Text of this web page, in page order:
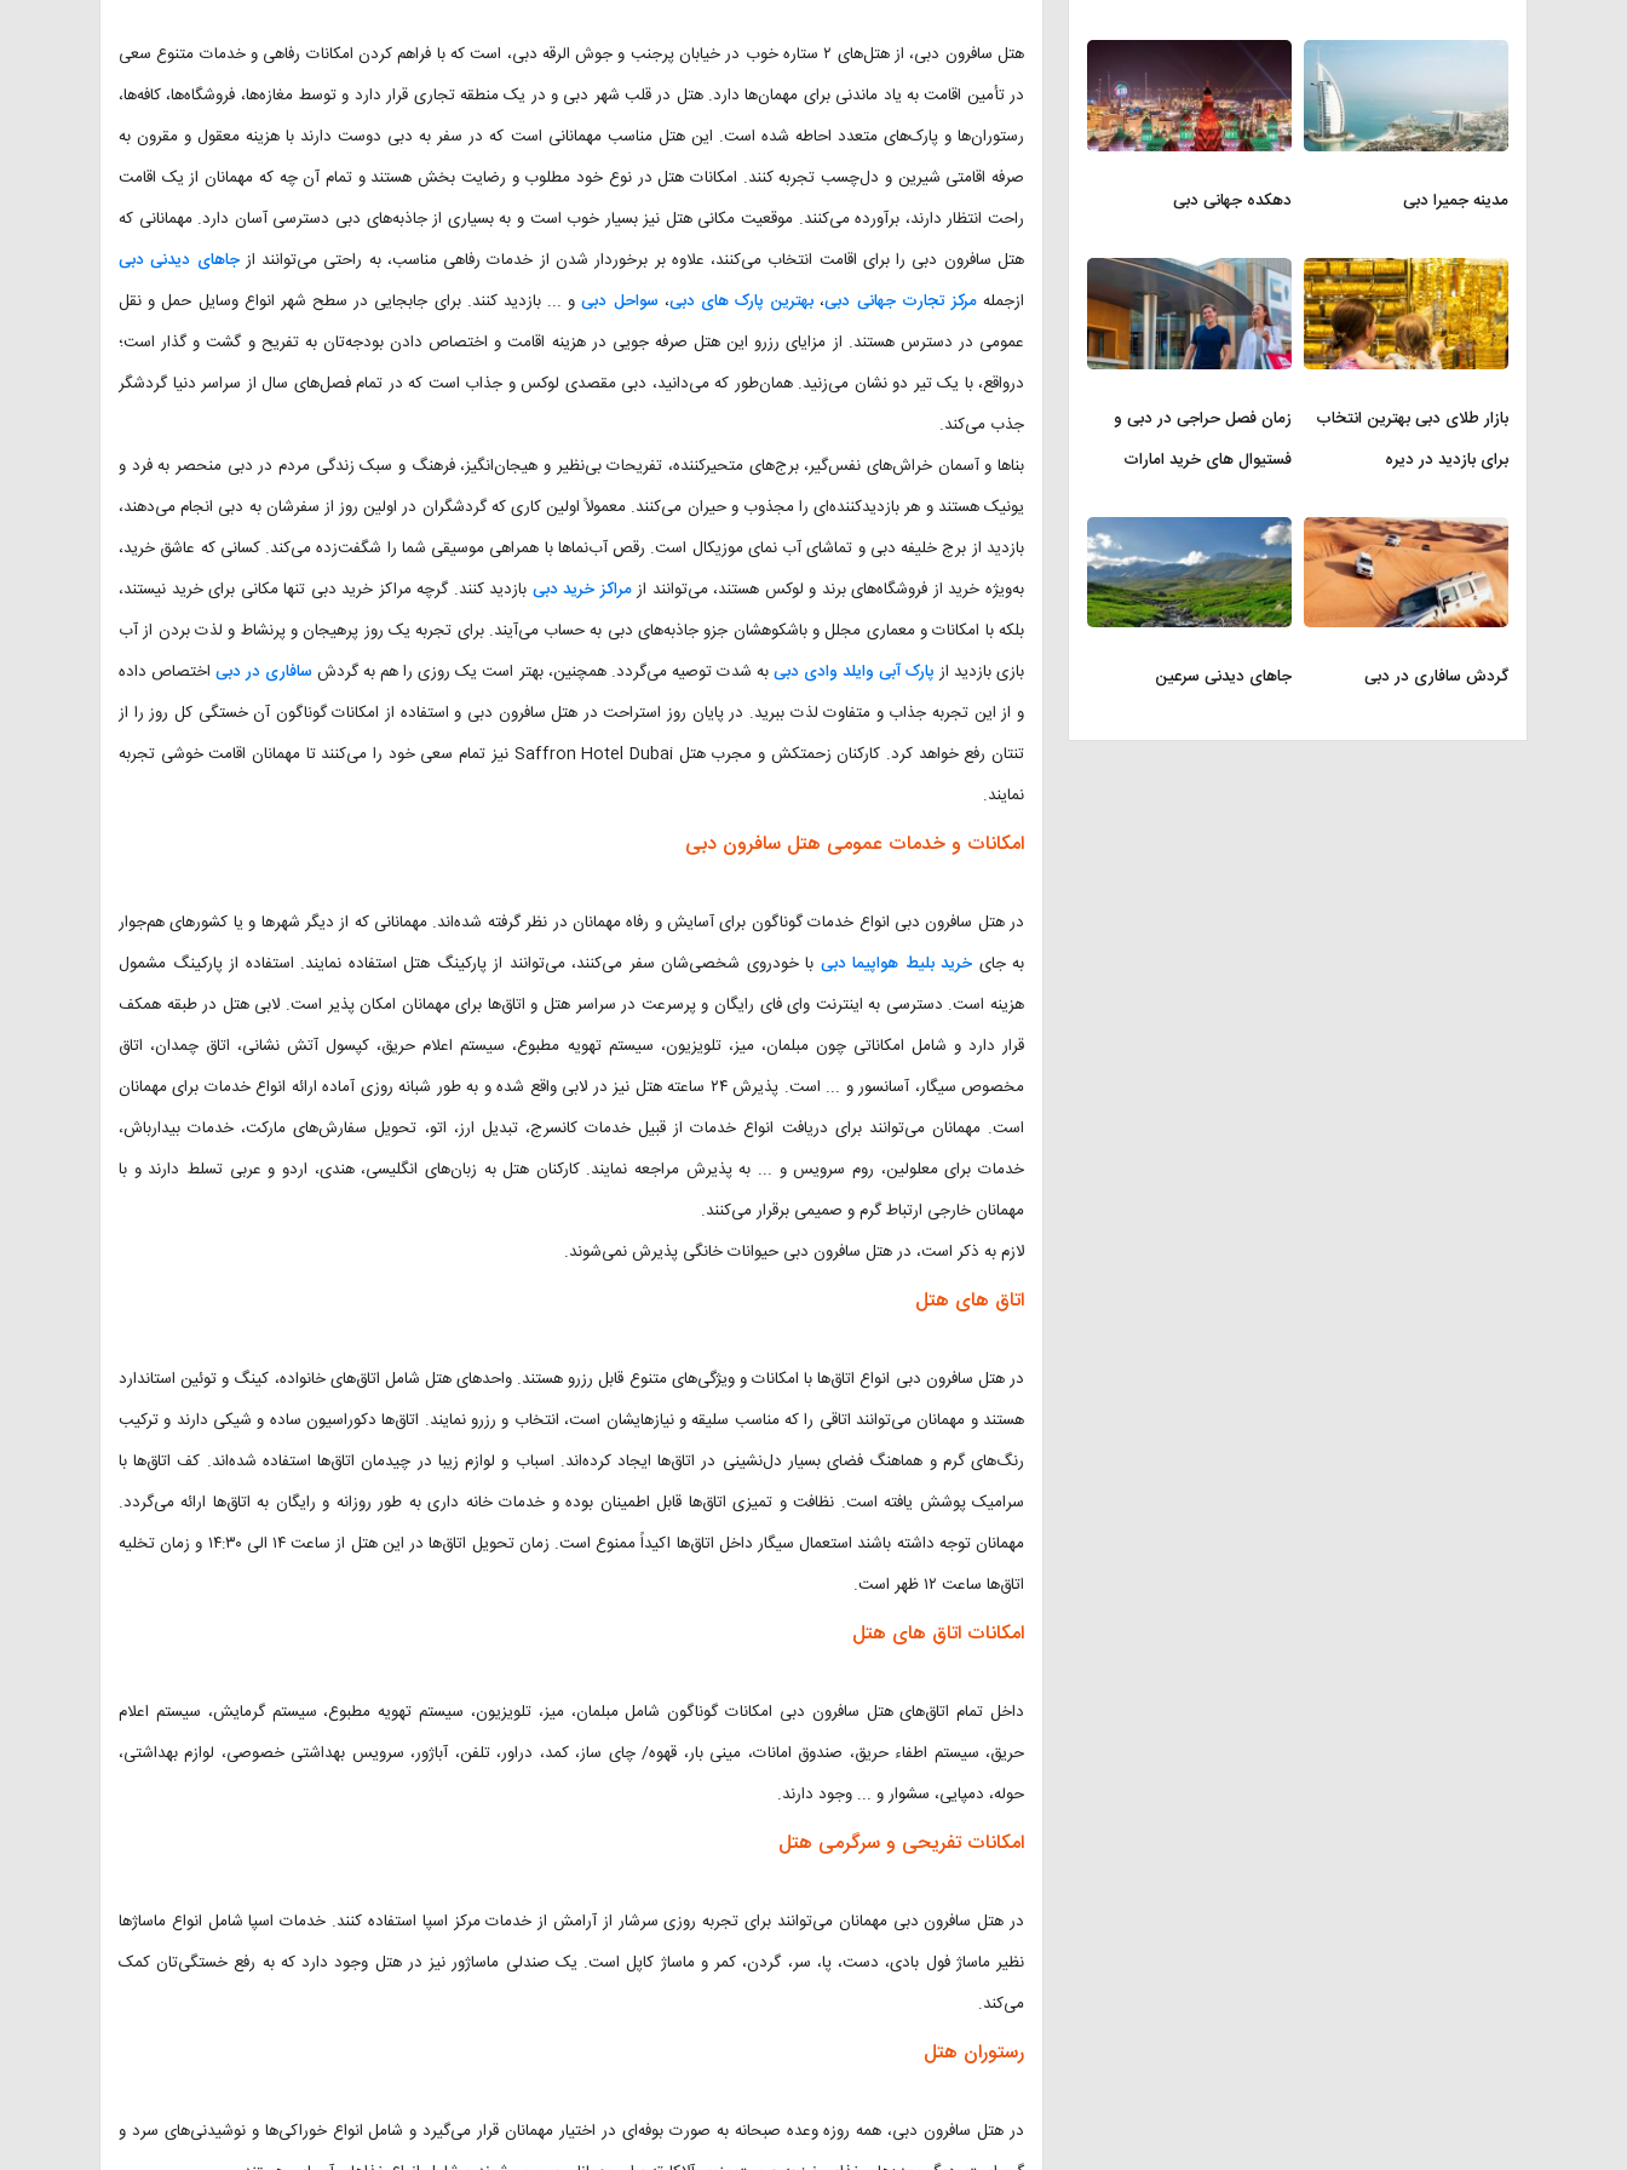
هتل سافرون دبی، از هتل‌های ۲ ستاره خوب در خیابان پرجنب و جوش الرقه دبی، است که با فراهم کردن امکانات رفاهی و خدمات متنوع سعی
در تأمین اقامت به یاد ماندنی برای مهمان‌ها دارد. هتل در قلب شهر دبی و در یک منطقه تجاری قرار دارد و توسط مغازه‌ها، فروشگاه‌ها، کافه‌ها،
رستوران‌ها و پارک‌های متعدد احاطه شده است. این هتل مناسب مهمانانی است که در سفر به دبی دوست دارند با هزینه معقول و مقرون به
صرفه اقامتی شیرین و دل‌چسب تجربه کنند. امکانات هتل در نوع خود مطلوب و رضایت بخش هستند و تمام آن چه که مهمانان از یک اقامت
راحت انتظار دارند، برآورده می‌کنند. موقعیت مکانی هتل نیز بسیار خوب است و به بسیاری از جاذبه‌های دبی دسترسی آسان دارد. مهمانانی که
هتل سافرون دبی را برای اقامت انتخاب می‌کنند، علاوه بر برخوردار شدن از خدمات رفاهی مناسب، به راحتی می‌توانند ازجاهای دیدنی دبی
ازجملهمرکز تجارت جهانی دبی، بهترین پارک ‌های دبی، سواحل دبیو ... بازدید کنند. برای جابجایی در سطح شهر انواع وسایل حمل و نقل
عمومی در دسترس هستند. از مزایای رزرو این هتل صرفه جویی در هزینه اقامت و اختصاص دادن بودجه‌تان به تفریح و گشت و گذار است؛
درواقع، با یک تیر دو نشان می‌زنید. همان‌طور که می‌دانید، دبی مقصدی لوکس و جذاب است که در تمام فصل‌های سال از سراسر دنیا گردشگر
جذب می‌کند.
بناها و آسمان خراش‌های نفس‌گیر، برج‌های متحیرکننده، تفریحات بی‌نظیر و هیجان‌انگیز، فرهنگ و سبک زندگی مردم در دبی منحصر به فرد و
یونیک هستند و هر بازدیدکننده‌ای را مجذوب و حیران می‌کنند. معمولاً اولین کاری که گردشگران در اولین روز از سفرشان به دبی انجام می‌دهند،
بازدید از برج خلیفه دبی و تماشای آب نمای موزیکال است. رقص آب‌نماها با همراهی موسیقی شما را شگفت‌زده می‌کند. کسانی که عاشق خرید،
به‌ویژه خرید از فروشگاه‌های برند و لوکس هستند، می‌توانند ازمراکز خرید دبی بازدید کنند. گرچه مراکز خرید دبی تنها مکانی برای خرید نیستند،
بلکه با امکانات و معماری مجلل و باشکوهشان جزو جاذبه‌های دبی به حساب می‌آیند. برای تجربه یک روز پرهیجان و پرنشاط و لذت بردن از آب
بازی بازدید از پارک آبی وایلد وادی دبیبه شدت توصیه می‌گردد. همچنین، بهتر است یک روزی را هم به گردش سافاری در دبیاختصاص داده
و از این تجربه جذاب و متفاوت لذت ببرید. در پایان روز استراحت در هتل سافرون دبی و استفاده از امکانات گوناگون آن خستگی کل روز را از
تنتان رفع خواهد کرد. کارکنان زحمتکش و مجرب هتل Saffron Hotel Dubai نیز تمام سعی خود را می‌کنند تا مهمانان اقامت خوشی تجربه
نمایند.
امکانات و خدمات عمومی هتل سافرون دبی
در هتل سافرون دبی انواع خدمات گوناگون برای آسایش و رفاه مهمانان در نظر گرفته شده‌اند. مهمانانی که از دیگر شهرها و یا کشورهای هم‌جوار
به جای خرید بلیط هواپیما دبی با خودروی شخصی‌شان سفر می‌کنند، می‌توانند از پارکینگ هتل استفاده نمایند. استفاده از پارکینگ مشمول
هزینه است. دسترسی به اینترنت وای فای رایگان و پرسرعت در سراسر هتل و اتاق‌ها برای مهمانان امکان پذیر است. لابی هتل در طبقه همکف
قرار دارد و شامل امکاناتی چون مبلمان، میز، تلویزیون، سیستم تهویه مطبوع، سیستم اعلام حریق، کپسول آتش نشانی، اتاق چمدان، اتاق
مخصوص سیگار، آسانسور و ... است. پذیرش ۲۴ ساعته هتل نیز در لابی واقع شده و به طور شبانه روزی آماده ارائه انواع خدمات برای مهمانان
است. مهمانان می‌توانند برای دریافت انواع خدمات از قبیل خدمات کانسرج، تبدیل ارز، اتو، تحویل سفارش‌های مارکت، خدمات بیدارباش،
خدمات برای معلولین، روم سرویس و ... به پذیرش مراجعه نمایند. کارکنان هتل به زبان‌های انگلیسی، هندی، اردو و عربی تسلط دارند و با
مهمانان خارجی ارتباط گرم و صمیمی برقرار می‌کنند.
لازم به ذکر است، در هتل سافرون دبی حیوانات خانگی پذیرش نمی‌شوند.
اتاق‌ های هتل
در هتل سافرون دبی انواع اتاق‌ها با امکانات و ویژگی‌های متنوع قابل رزرو هستند. واحدهای هتل شامل اتاق‌های خانواده، کینگ و توئین استاندارد
هستند و مهمانان می‌توانند اتاقی را که مناسب سلیقه و نیازهایشان است، انتخاب و رزرو نمایند. اتاق‌ها دکوراسیون ساده و شیکی دارند و ترکیب
رنگ‌های گرم و هماهنگ فضای بسیار دل‌نشینی در اتاق‌ها ایجاد کرده‌اند. اسباب و لوازم زیبا در چیدمان اتاق‌ها استفاده شده‌اند. کف اتاق‌ها با
سرامیک پوشش یافته است. نظافت و تمیزی اتاق‌ها قابل اطمینان بوده و خدمات خانه داری به طور روزانه و رایگان به اتاق‌ها ارائه می‌گردد.
مهمانان توجه داشته باشند استعمال سیگار داخل اتاق‌ها اکیداً ممنوع است. زمان تحویل اتاق‌ها در این هتل از ساعت ۱۴ الی ۱۴:۳۰ و زمان تخلیه
اتاق‌ها ساعت ۱۲ ظهر است.
امکانات اتاق‌ های هتل
داخل تمام اتاق‌های هتل سافرون دبی امکانات گوناگون شامل مبلمان، میز، تلویزیون، سیستم تهویه مطبوع، سیستم گرمایش، سیستم اعلام
حریق، سیستم اطفاء حریق، صندوق امانات، مینی بار، قهوه/ چای ساز، کمد، دراور، تلفن، آباژور، سرویس بهداشتی خصوصی، لوازم بهداشتی،
حوله، دمپایی، سشوار و ... وجود دارند.
امکانات تفریحی و سرگرمی هتل
در هتل سافرون دبی مهمانان می‌توانند برای تجربه روزی سرشار از آرامش از خدمات مرکز اسپا استفاده کنند. خدمات اسپا شامل انواع ماساژها
نظیر ماساژ فول بادی، دست، پا، سر، گردن، کمر و ماساژ کاپل است. یک صندلی ماساژور نیز در هتل وجود دارد که به رفع خستگی‌تان کمک
می‌کند.
رستوران هتل
در هتل سافرون دبی، همه روزه وعده صبحانه به صورت بوفه‌ای در اختیار مهمانان قرار می‌گیرد و شامل انواع خوراکی‌ها و نوشیدنی‌های سرد و
مدینه جمیرا دبی دهکده جهانی دبی
بازار طلای دبی بهترین انتخاب
برای بازدید در دیره
زمان فصل حراجی در دبی و
فستیوال های خرید امارات
گردش سافاری در دبی جاهای دیدنی سرعین